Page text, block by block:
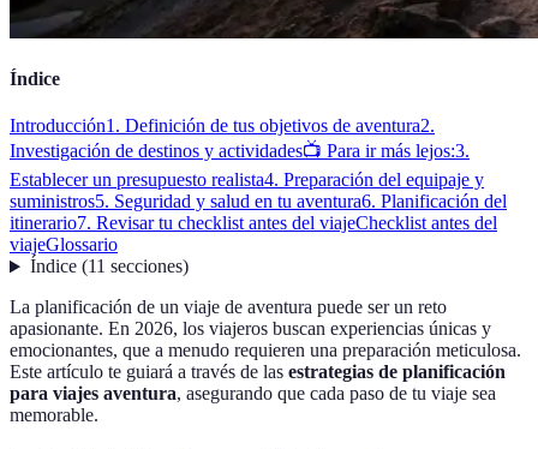
Índice
Introducción1. Definición de tus objetivos de aventura2.
Investigación de destinos y actividades📺 Para ir más lejos:3.
Establecer un presupuesto realista4. Preparación del equipaje y
suministros5. Seguridad y salud en tu aventura6. Planificación del
itinerario7. Revisar tu checklist antes del viajeChecklist antes del
viajeGlossario
Índice(11 secciones)
La planificación de un viaje de aventura puede ser un reto
apasionante. En 2026, los viajeros buscan experiencias únicas y
emocionantes, que a menudo requieren una preparación meticulosa.
Este artículo te guiará a través de las estrategias de planificación
para viajes aventura, asegurando que cada paso de tu viaje sea
memorable.